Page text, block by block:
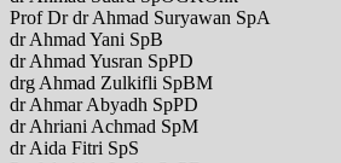
Prof Dr dr Ahmad Suryawan SpA
dr Ahmad Yani SpB
dr Ahmad Yusran SpPD
drg Ahmad Zulkifli SpBM
dr Ahmar Abyadh SpPD
dr Ahriani Achmad SpM
dr Aida Fitri SpS